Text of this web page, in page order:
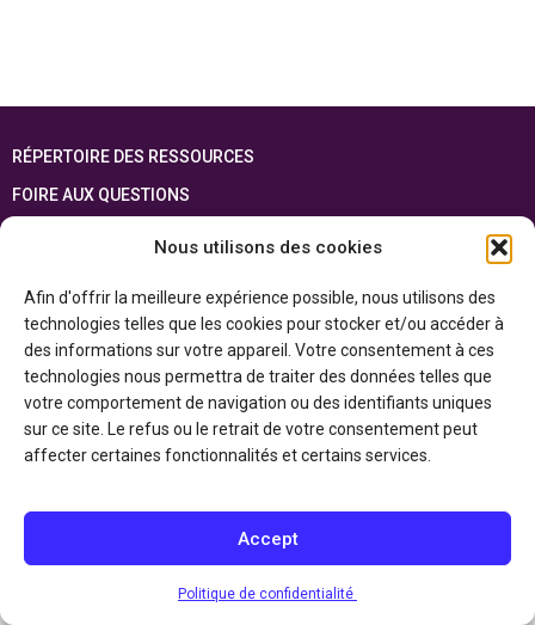
Nous utilisons des cookies
Afin d'offrir la meilleure expérience possible, nous utilisons des
technologies telles que les cookies pour stocker et/ou accéder à
des informations sur votre appareil. Votre consentement à ces
technologies nous permettra de traiter des données telles que
votre comportement de navigation ou des identifiants uniques
sur ce site. Le refus ou le retrait de votre consentement peut
affecter certaines fonctionnalités et certains services.
Accept
Politique de confidentialité
RÉPERTOIRE DES RESSOURCES
FOIRE AUX QUESTIONS
Cette ressource est réalisée grâce au soutien financier du gouvernement de
l’Ontario et du gouvernement du Canada par l’entremise du ministère du
Patrimoine canadien
Politique de confidentialité